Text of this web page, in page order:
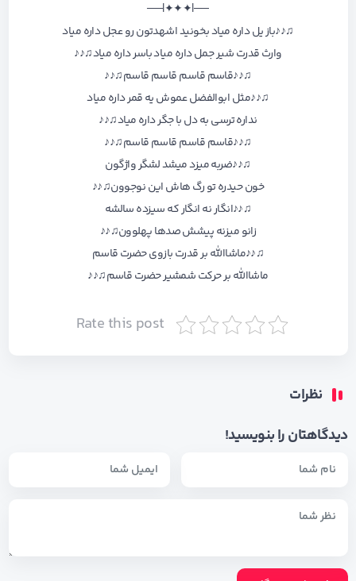
──|✦✦✦|──
♫♪♪باز یل داره میاد بخونید اشهدتون رو عجل داره میاد
وارث قدرت شیر جمل داره میاد باسر داره میاد♫♪♪
♫♪♪قاسم قاسم قاسم قاسم♫♪♪
♫♪♪مثل ابوالفضل عموش یه قمر داره میاد
نداره ترسی به دل با جگر داره میاد♫♪♪
♫♪♪قاسم قاسم قاسم قاسم♫♪♪
♫♪♪ضربه میزد میشد لشگر واژگون
خون حیدره تو رگ هاش این نوجوون♫♪♪
♫♪♪انگار نه انگار که سیزده سالشه
زانو میزنه پیشش صدها پهلوون♫♪♪
♫♪♪ماشاالله بر قدرت بازوی حضرت قاسم
ماشاالله بر حرکت شمشیر حضرت قاسم♫♪♪
Rate this post
نظرات
دیدگاهتان را بنویسید!